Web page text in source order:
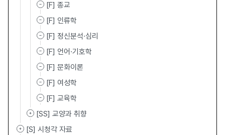
[F] 종교
[F] 인류학
[F] 정신분석·심리
[F] 언어·기호학
[F] 문화이론
[F] 여성학
[F] 교육학
[SS] 교양과 취향
[S] 시청각 자료